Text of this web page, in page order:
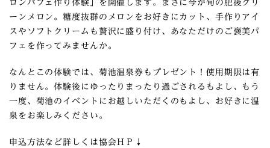
ロンパフェ作り体験」を開催します。まさに今が旬の肥後グリ
ーンメロン。糖度抜群のメロンをお好きにカット、手作りアイ
スやソフトクリームも贅沢に盛り付け、あなただけのご褒美パ
フェを作ってみませんか。
なんとこの体験では、菊池温泉券もプレゼント！使用期限は有
りません。体験後にゆったりまったり過ごされるもよし、もう
一度、菊池のイベントにお越しいただくのもよし、お好きに温
泉をお楽しみください。
申込方法など詳しくは協会ＨＰ↓